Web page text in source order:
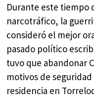
Durante este tiempo
narcotráfico, la
consideró el mejor
pasado político
tuvo que abandonar
motivos de
residencia en